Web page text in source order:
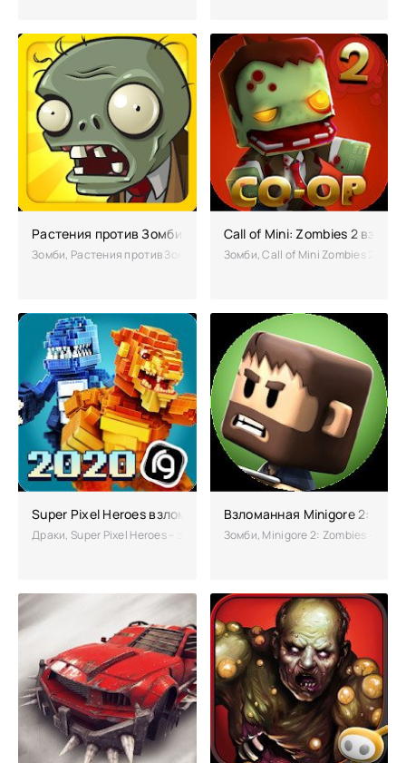
Растения против Зомби чит много денег и алмазов
Зомби, Растения против Зомби – для ценителей игр в зомби-
Call of Mini: Zombies 2
Зомби, Call of Mini Zombies 2 –
Super Pixel Heroes взломанный (много денег)
Драки, Super Pixel Heroes – это аркадные бои признанными
Взломанная Minigore 2:
Зомби, Minigore 2: Zombies –